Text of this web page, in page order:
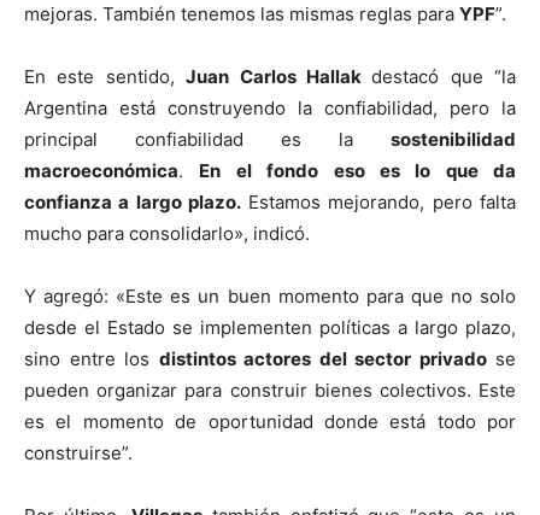
mejoras. También tenemos las mismas reglas para YPF”.
En este sentido,Juan Carlos Hallakdestacó que “la
Argentina está construyendo la confiabilidad, pero la
principal confiabilidad es la sostenibilidad
macroeconómica. En el fondo eso es lo que da
confianza a largo plazo.Estamos mejorando, pero falta
mucho para consolidarlo», indicó.
Y agregó: «Este es un buen momento para que no solo
desde el Estado se implementen políticas a largo plazo,
sino entre los distintos actores del sector privadose
pueden organizar para construir bienes colectivos. Este
es el momento de oportunidad donde está todo por
construirse”.